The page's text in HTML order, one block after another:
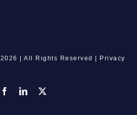
2026 | All Rights Reserved | Privacy